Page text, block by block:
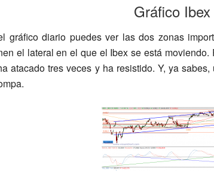
Gráfico
gráfico diario puedes ver las dos zonas
el lateral en el que el Ibex se está
atacado tres veces y ha resistido. Y, ya